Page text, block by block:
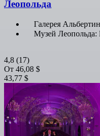
Леопольда
Галерея
Музей Леопольда:
4,8 (17)
От 46,08 $
43,77 $